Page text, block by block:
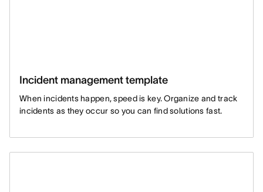
Incident management template
When incidents happen, speed is key. Organize and track
incidents as they occur so you can find solutions fast.